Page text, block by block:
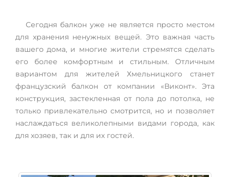
Сегодня балкон уже не является просто местом
для хранения ненужных вещей. Это важная часть
вашего дома, и многие жители стремятся сделать
его более комфортным и стильным. Отличным
вариантом для жителей Хмельницкого станет
французский балкон от компании «Виконт». Эта
конструкция, застекленная от пола до потолка, не
только привлекательно смотрится, но и позволяет
наслаждаться великолепными видами города, как
для хозяев, так и для их гостей.